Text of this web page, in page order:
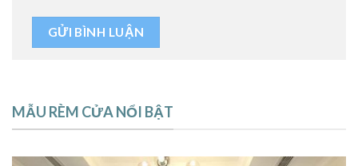
MẪU RÈM CỬA NỔI BẬT